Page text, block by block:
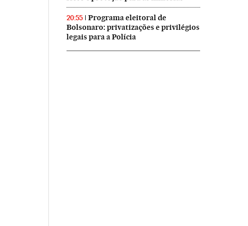
20:55
Programa eleitoral de
Bolsonaro: privatizações e privilégios
legais para a Polícia